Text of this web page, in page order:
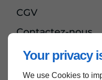
Your privacy
We use Cookies to
CGV
Contactez-nous
Mentions légales
Plan du site